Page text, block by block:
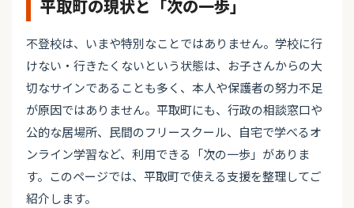
平取町の現状と「次の一歩」
不登校は、いまや特別なことではありません。学校に行
けない・行きたくないという状態は、お子さんからの大
切なサインであることも多く、本人や保護者の努力不足
が原因ではありません。平取町にも、行政の相談窓口や
公的な居場所、民間のフリースクール、自宅で学べるオ
ンライン学習など、利用できる「次の一歩」がありま
す。このページでは、平取町で使える支援を整理してご
紹介します。